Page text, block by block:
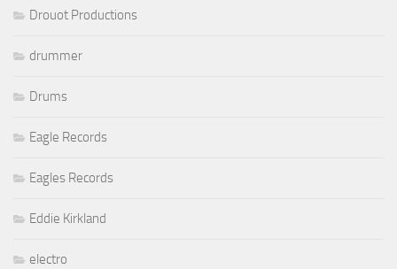
Drouot Productions
drummer
Drums
Eagle Records
Eagles Records
Eddie Kirkland
electro